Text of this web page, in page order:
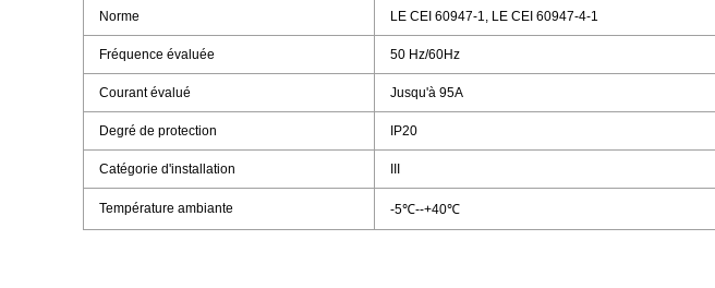
Norme LE CEI 60947-1, LE CEI 60947-4-1
Fréquence évaluée 50 Hz/60Hz
Courant évalué Jusqu'à 95A
Degré de protection IP20
Catégorie d'installation
Température ambiante -5℃--+40℃